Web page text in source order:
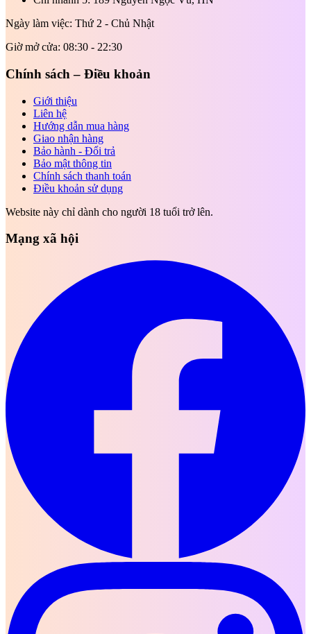
Ngày làm việc: Thứ 2 - Chủ Nhật
Giờ mở cửa: 08:30 - 22:30
Chính sách – Điều khoản
Giới thiệu
Liên hệ
Hướng dẫn mua hàng
Giao nhận hàng
Bảo hành - Đổi trả
Bảo mật thông tin
Chính sách thanh toán
Điều khoản sử dụng
Website này chỉ dành cho người 18 tuổi trở lên.
Mạng xã hội